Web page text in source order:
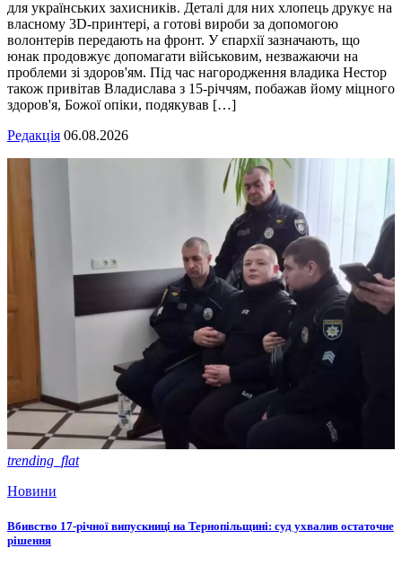
для українських захисників. Деталі для них хлопець друкує на
власному 3D-принтері, а готові вироби за допомогою
волонтерів передають на фронт. У єпархії зазначають, що
юнак продовжує допомагати військовим, незважаючи на
проблеми зі здоров'ям. Під час нагородження владика Нестор
також привітав Владислава з 15-річчям, побажав йому міцного
здоров'я, Божої опіки, подякував […]
Редакція 06.08.2026
trending_flat
Новини
Вбивство 17-річної випускниці на Тернопільщині: суд ухвалив остаточне
рішення